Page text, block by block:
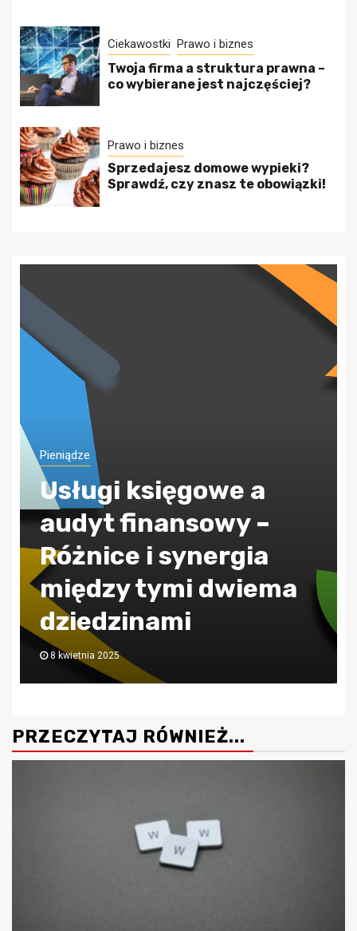
Ciekawostki Prawo i biznes
Twoja firma a struktura prawna –
co wybierane jest najczęściej?
Prawo i biznes
Sprzedajesz domowe wypieki?
Sprawdź, czy znasz te obowiązki!
Pieniądze
ZUS jak poprawnie
obliczać składkę
zdrowotną?
30 lipca 2024
PRZECZYTAJ RÓWNIEŻ...